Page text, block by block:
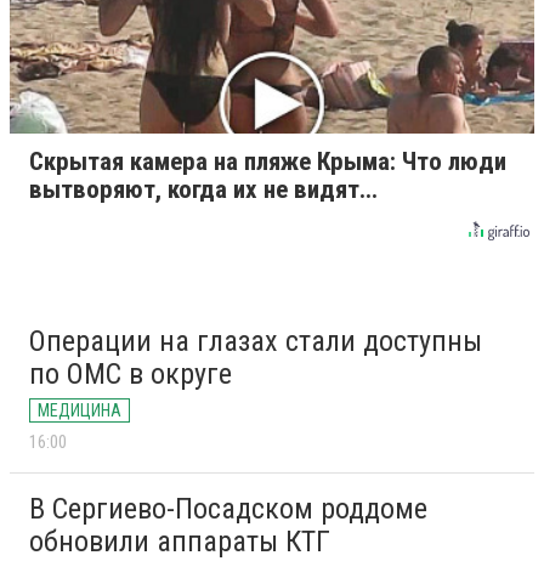
Скрытая камера на пляже Крыма: Что люди
вытворяют, когда их не видят...
Операции на глазах стали доступны
по ОМС в округе
МЕДИЦИНА
16:00
В Сергиево-Посадском роддоме
обновили аппараты КТГ